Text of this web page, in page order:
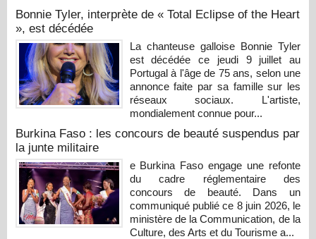
Bonnie Tyler, interprète de « Total Eclipse of the Heart
», est décédée
La chanteuse galloise Bonnie Tyler
est décédée ce jeudi 9 juillet au
Portugal à l'âge de 75 ans, selon une
annonce faite par sa famille sur les
réseaux sociaux. L'artiste,
mondialement connue pour...
Burkina Faso : les concours de beauté suspendus par
la junte militaire
e Burkina Faso engage une refonte
du cadre réglementaire des
concours de beauté. Dans un
communiqué publié ce 8 juin 2026, le
ministère de la Communication, de la
Culture, des Arts et du Tourisme a...